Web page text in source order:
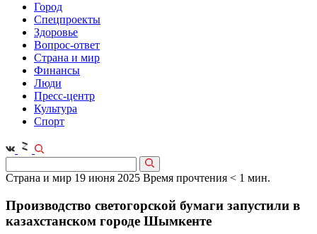
Город
Спецпроекты
Здоровье
Вопрос-ответ
Страна и мир
Финансы
Люди
Пресс-центр
Культура
Спорт
Страна и мир 19 июня 2025 Время прочтения < 1 мин.
Производство светогорской бумаги запустили в
казахстанском городе Шымкенте